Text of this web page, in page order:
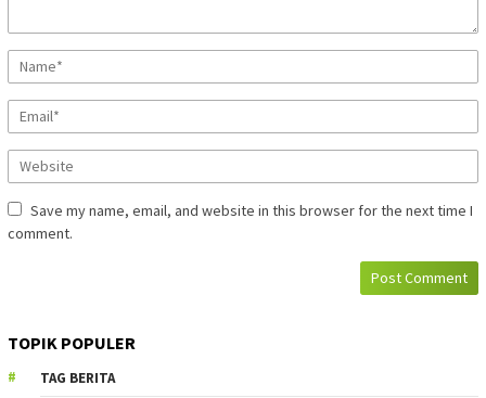
Save my name, email, and website in this browser for the next time I
comment.
TOPIK POPULER
TAG BERITA